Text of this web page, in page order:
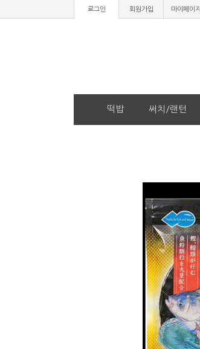
로그인 회원가입 마이페이지
떡밥 써치/랜턴